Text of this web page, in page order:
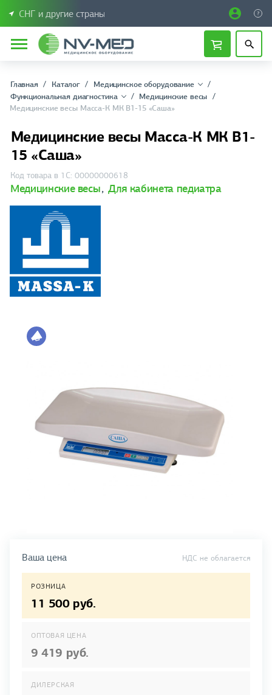
СНГ и другие страны
Главная Каталог
Медицинское оборудование
Функциональная диагностика
Медицинские весы
Медицинские весы Масса-К МК В1-15 «Саша»
Медицинские весы Масса-К МК В1-
15 «Саша»
Код товара в 1С: 00000000618
Медицинские весы, Для кабинета педиатра
Ваша цена НДС не облагается
РОЗНИЦА
11 500 руб.
ОПТОВАЯ ЦЕНА
9 419 руб.
ДИЛЕРСКАЯ